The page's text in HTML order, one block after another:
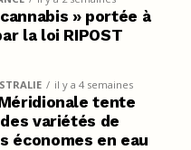
cannabis » portée à
la loi RIPOST
il y a 4 semaines
tente
variétés de
économes en eau